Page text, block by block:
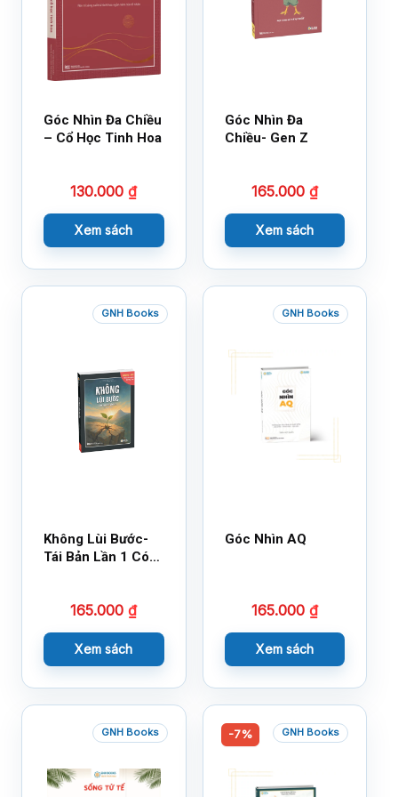
Góc Nhìn Đa Chiều
– Cổ Học Tinh Hoa
130.000₫
Xem sách
Góc Nhìn Đa
Chiều- Gen Z
165.000 ₫
Xem sách
GNH Books
Không Lùi Bước-
Tái Bản Lần 1 Có
165.000₫
Xem sách
GNH Books
Góc Nhìn AQ
165.000 ₫
Xem sách
GNH Books -7% GNH Books